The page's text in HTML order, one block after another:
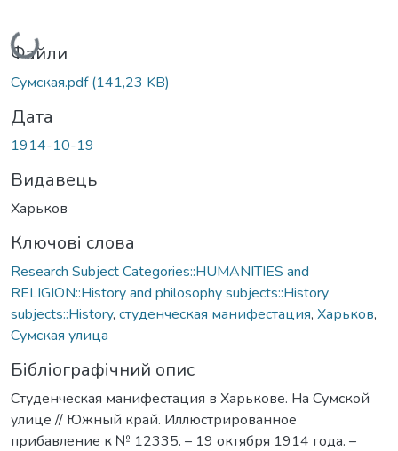
Вантажиться...
Файли
Сумская.pdf(141,23 KB)
Дата
1914-10-19
Видавець
Харьков
Ключові слова
Research Subject Categories::HUMANITIES and
RELIGION::History and philosophy subjects::History
subjects::History, студенческая манифестация, Харьков,
Сумская улица
Бібліографічний опис
Студенческая манифестация в Харькове. На Сумской
улице // Южный край. Иллюстрированное
прибавление к № 12335. – 19 октября 1914 года. –